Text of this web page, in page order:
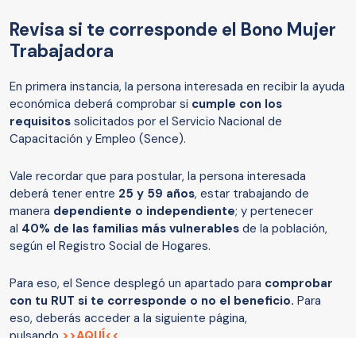
Revisa si te corresponde el Bono Mujer
Trabajadora
En primera instancia, la persona interesada en recibir la ayuda
económica deberá comprobar si cumple con los
requisitos solicitados por el Servicio Nacional de
Capacitación y Empleo (Sence).
Vale recordar que para postular, la persona interesada
deberá tener entre 25 y 59 años, estar trabajando de
manera dependiente o independiente; y pertenecer
al 40% de las familias más vulnerables de la población,
según el Registro Social de Hogares.
Para eso, el Sence desplegó un apartado para comprobar
con tu RUT si te corresponde o no el beneficio. Para
eso, deberás acceder a la siguiente página,